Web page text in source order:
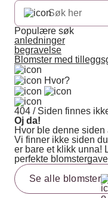
Populære søk
anledninger
begravelse
Blomster med
Hvor?
404 / Siden finnes
Oj da!
Hvor ble denne siden
Vi finner ikke siden
er bare et klikk unna!
perfekte
Se alle blomster